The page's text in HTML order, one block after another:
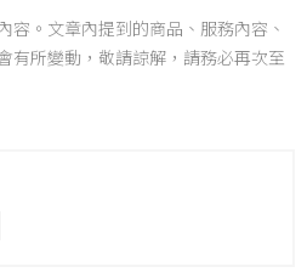
容。文章內提到的商品、服務內容、
有所變動，敬請諒解，請務必再次至